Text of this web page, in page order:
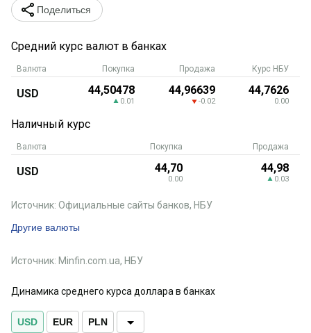
Поделиться
Средний курс валют в банках
Валюта Покупка Продажа Курс НБУ
USD 44,50478
0.01
44,96639
-0.02
44,7626
0.00
Наличный курс
Валюта Покупка Продажа
USD 44,70
0.00
44,98
0.03
Другие валюты
Источник: Официальные сайты банков, НБУ
Источник: Minfin.com.ua, НБУ
Динамика среднего курса доллара в банках
USD EUR PLN